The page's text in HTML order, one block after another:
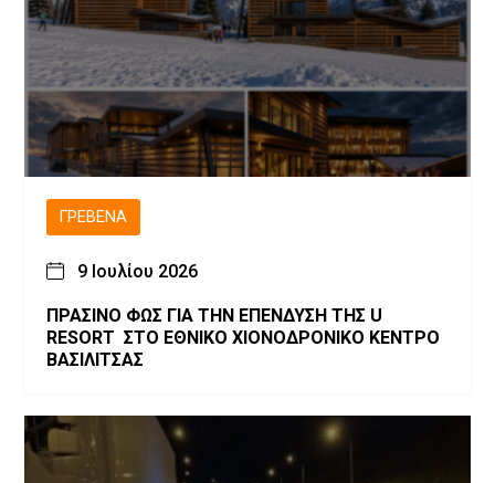
ΓΡΕΒΕΝΆ
9 Ιουλίου 2026
ΠΡΑΣΙΝΟ ΦΩΣ ΓΙΑ ΤΗΝ ΕΠΕΝΔΥΣΗ ΤΗΣ U
RESORT ΣΤΟ ΕΘΝΙΚΟ ΧΙΟΝΟΔΡΟΝΙΚΟ ΚΕΝΤΡΟ
ΒΑΣΙΛΙΤΣΑΣ